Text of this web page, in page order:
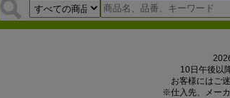
10日午後以
お客様にはご
※仕入先、メー